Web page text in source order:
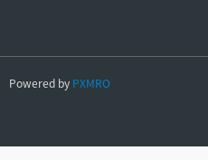
Powered by PXMRO